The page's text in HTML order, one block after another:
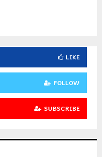
LIKE
FOLLOW
SUBSCRIBE